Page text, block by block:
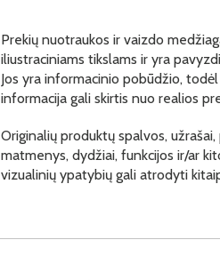
Prekių nuotraukos ir vaizdo
iliustraciniams tikslams ir yra
Jos yra informacinio pobūdžio,
informacija gali skirtis nuo realios
Originalių produktų spalvos, užrašai,
matmenys, dydžiai, funkcijos ir/ar
vizualinių ypatybių gali atrodyti